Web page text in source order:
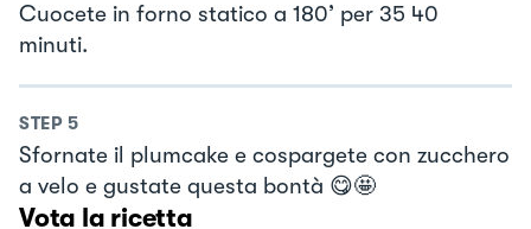
Cuocete in forno statico a 180’ per 35 40
minuti.
STEP 5
Sfornate il plumcake e cospargete con zucchero
a velo e gustate questa bontà 😋🤩
Vota la ricetta